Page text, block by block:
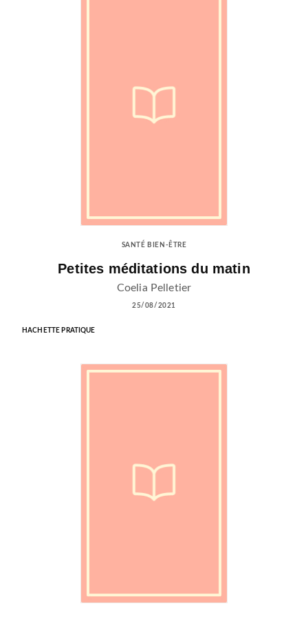
SANTÉ BIEN-ÊTRE
Petites méditations du matin
Coelia Pelletier
25/08/2021
HACHETTE PRATIQUE